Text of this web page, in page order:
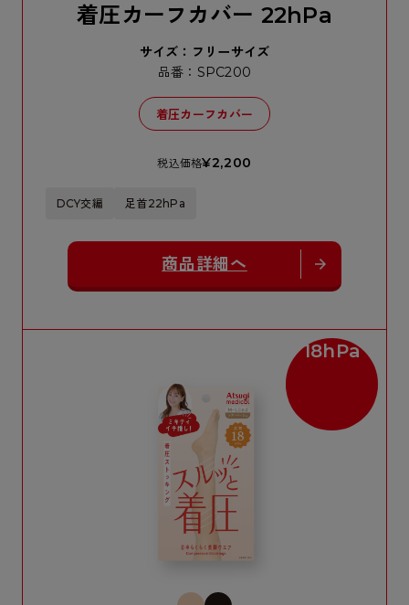
着圧カーフカバー 22hPa
サイズ：フリーサイズ
品番：SPC200
着圧カーフカバー
税込価格¥2,200
DCY交編 足首22hPa
商品詳細へ
18hPa